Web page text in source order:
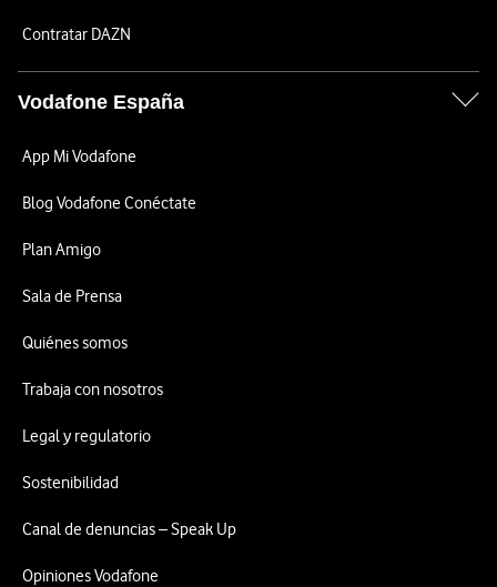
Contratar DAZN
Vodafone España
App Mi Vodafone
Blog Vodafone Conéctate
Plan Amigo
Sala de Prensa
Quiénes somos
Trabaja con nosotros
Legal y regulatorio
Sostenibilidad
Canal de denuncias – Speak Up
Opiniones Vodafone